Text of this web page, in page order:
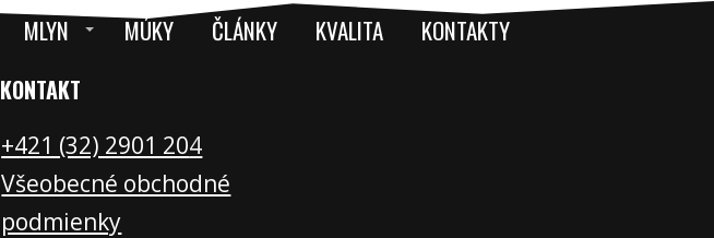
MLYN MÚKY ČLÁNKY KVALITA KONTAKTY
KONTAKT
+421 (32) 2901 204
Všeobecné obchodné
podmienky